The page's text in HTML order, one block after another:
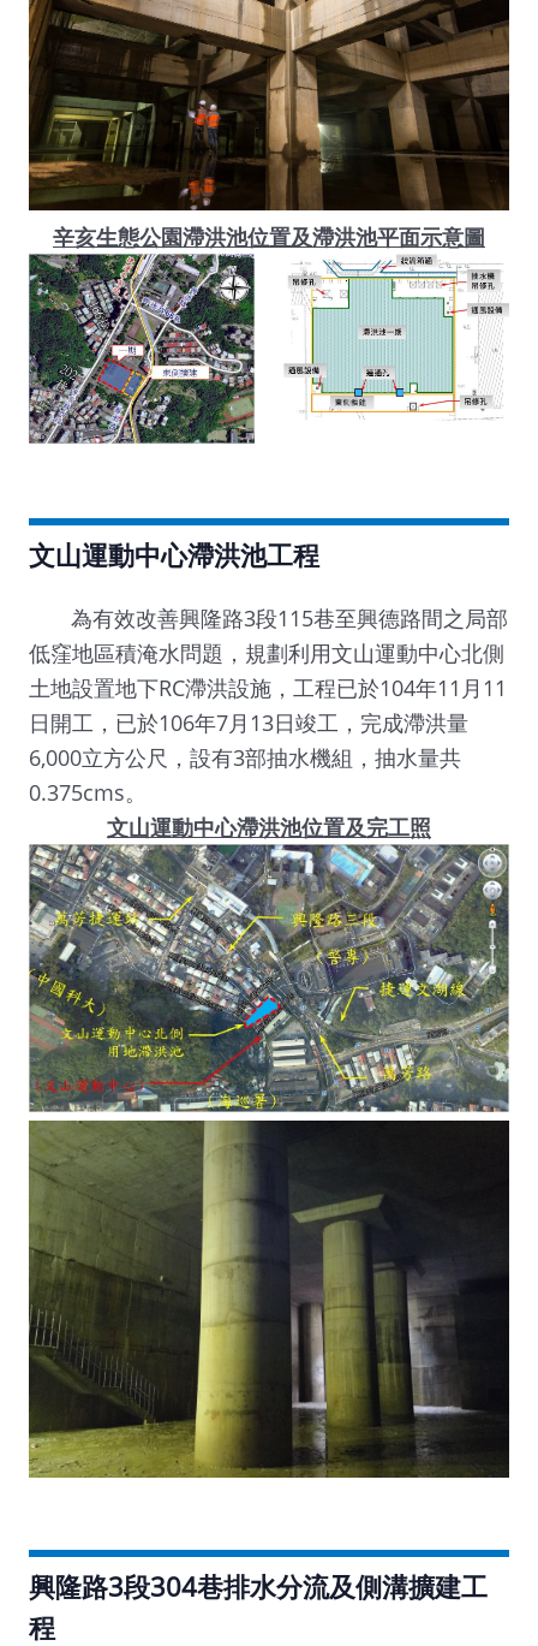
辛亥生態公園滯洪池位置及滯洪池平面示意圖
文山運動中心滯洪池工程
為有效改善興隆路3段115巷至興德路間之局部
低窪地區積淹水問題，規劃利用文山運動中心北側
土地設置地下RC滯洪設施，工程已於104年11月11
日開工，已於106年7月13日竣工，完成滯洪量
6,000立方公尺，設有3部抽水機組，抽水量共
0.375cms。
文山運動中心滯洪池位置及完工照
興隆路3段304巷排水分流及側溝擴建工
程